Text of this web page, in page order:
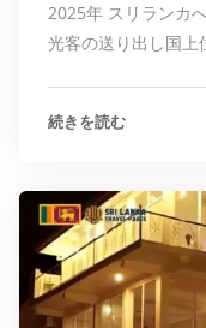
2025年 スリランカ
光客の送り出し国
続きを読む